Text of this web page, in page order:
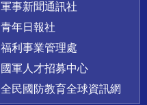
軍事新聞通訊社
青年日報社
福利事業管理處
國軍人才招募中心
全民國防教育全球資訊網